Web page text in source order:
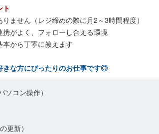
ト
りません（レジ締めの際に月2～3時間程度）
携がよく、フォローし合える環境
本から丁寧に教えます
きな方にぴったりのお仕事です◎
ソコン操作）
更新）